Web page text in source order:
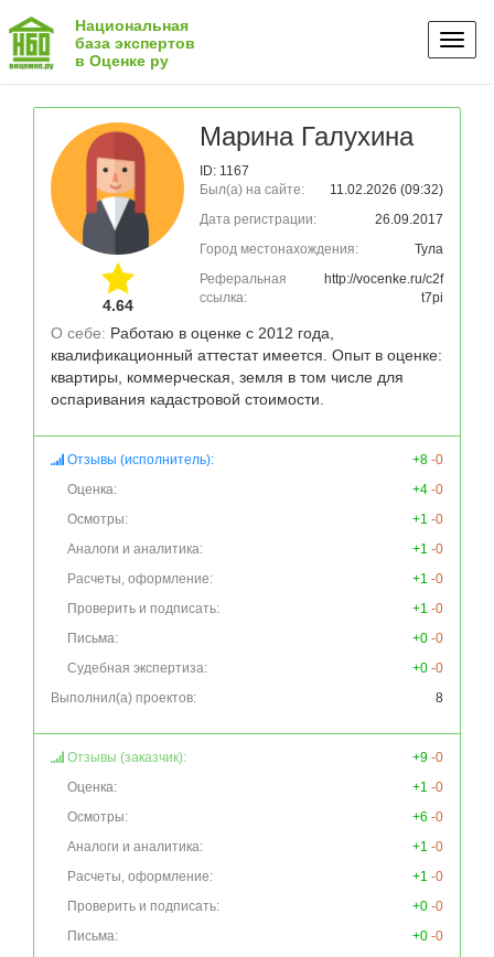
Национальная
база экспертов
в Оценке ру
4.64
Марина Галухина
ID: 1167
Был(а) на сайте:
11.02.2026 (09:32)
Дата регистрации:
26.09.2017
Город местонахождения:
Тула
Реферальная
ссылка:
http://vocenke.ru/c2f
t7pi
О себе: Работаю в оценке с 2012 года,
квалификационный аттестат имеется. Опыт в оценке:
квартиры, коммерческая, земля в том числе для
оспаривания кадастровой стоимости.
Отзывы (исполнитель): +8 -0
Оценка:
+4 -0
Осмотры:
+1 -0
Аналоги и аналитика:
+1 -0
Расчеты, оформление:
+1 -0
Проверить и подписать:
+1 -0
Письма:
+0 -0
Судебная экспертиза:
+0 -0
Выполнил(а) проектов:
8
Отзывы (заказчик): +9 -0
Оценка:
+1 -0
Осмотры:
+6 -0
Аналоги и аналитика:
+1 -0
Расчеты, оформление:
+1 -0
Проверить и подписать:
+0 -0
Письма:
+0 -0